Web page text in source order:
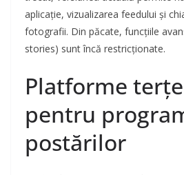
aplicație, vizualizarea feedului și
fotografii. Din păcate, funcțiile
stories) sunt încă restricționate.
Platforme
pentru
postărilor